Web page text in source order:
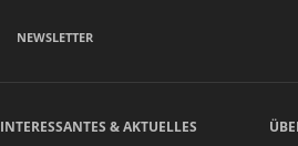
NEWSLETTER
INTERESSANTES & AKTUELLES